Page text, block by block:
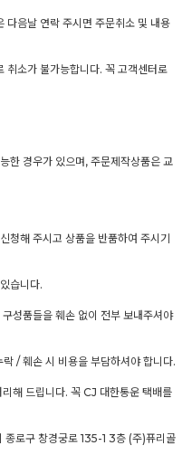
다음날 연락 주시면 주문취소 및 내용
취소가 불가능합니다. 꼭 고객센터로
경우가 있으며, 주문제작상품은 교
청해 주시고 상품을 반품하여 주시기
습니다.
성품들을 훼손 없이 전부 보내주셔야
/ 훼손 시 비용을 부담하셔야 합니다.
해 드립니다. 꼭 CJ 대한통운 택배를
로구 창경궁로 135-1 3층 (주)퓨리골